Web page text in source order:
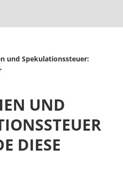
und Spekulationssteuer:
UND
DIESE